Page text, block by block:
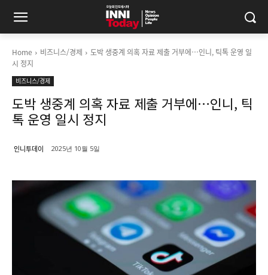
Home 비즈니스/경제
도박 생중계 의혹 자료 제출 거부에…인니, 틱톡 운영 일
시 정지
비즈니스/경제
도박 생중계 의혹 자료 제출 거부에…인니, 틱
톡 운영 일시 정지
인니투데이 2025년 10월 5일